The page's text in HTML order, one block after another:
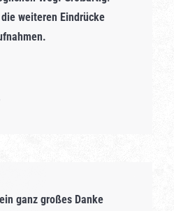
weiteren Eindrücke
ganz großes Danke